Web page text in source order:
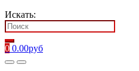
Искать:
0 0.00руб